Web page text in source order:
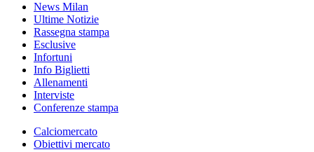
News Milan
Ultime Notizie
Rassegna stampa
Esclusive
Infortuni
Info Biglietti
Allenamenti
Interviste
Conferenze stampa
Calciomercato
Obiettivi mercato